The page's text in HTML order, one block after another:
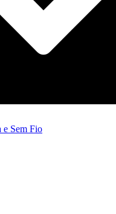
e Sem Fio